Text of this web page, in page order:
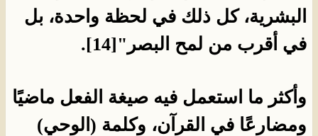
البشرية، كل ذلك في لحظة واحدة، بل
في أقرب من لمح البصر"[14].
وأكثر ما استعمل فيه صيغة الفعل ماضيًا
ومضارعًا في القرآن، وكلمة (الوحي)